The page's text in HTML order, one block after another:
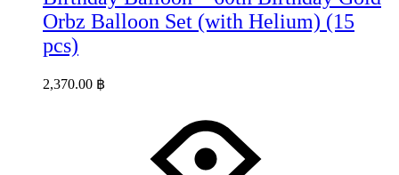
Orbz Balloon Set (with Helium) (15
pcs)
2,370.00 ฿